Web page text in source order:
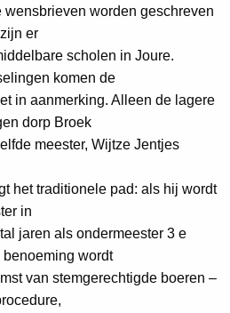
wensbrieven worden geschreven
er
scholen in Joure.
komen de
in aanmerking. Alleen de lagere
dorp Broek
meester, Wijtze Jentjes
het traditionele pad: als hij wordt
in
jaren als ondermeester 3 e
benoeming wordt
van stemgerechtigde boeren –